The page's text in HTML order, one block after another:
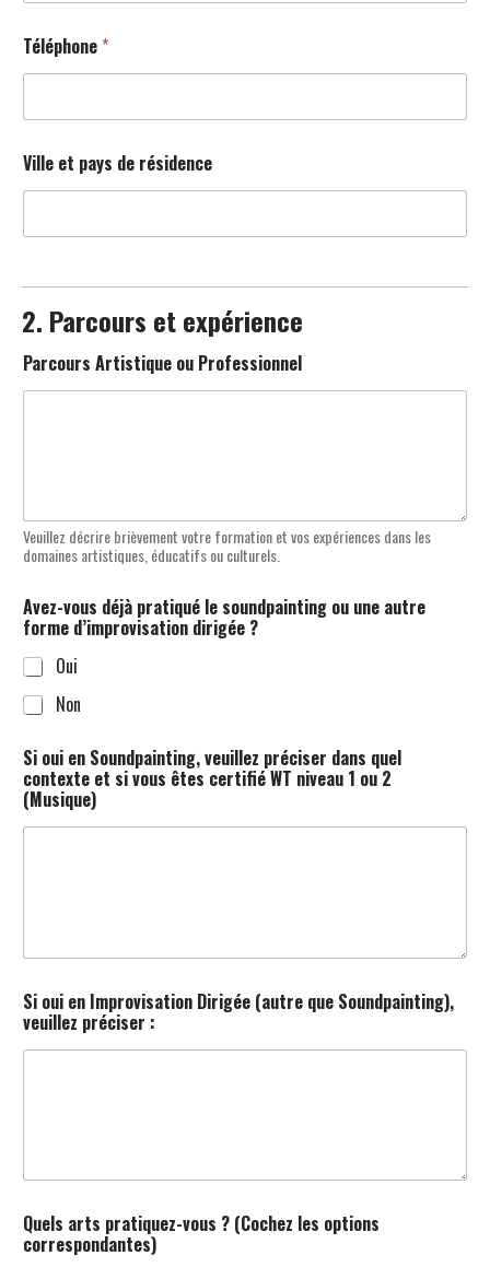
Téléphone *
Ville et pays de résidence
2. Parcours et expérience
Parcours Artistique ou Professionnel
Veuillez décrire brièvement votre formation et vos expériences dans les
domaines artistiques, éducatifs ou culturels.
Avez-vous déjà pratiqué le soundpainting ou une autre
forme d’improvisation dirigée ?
Oui
Non
Si oui en Soundpainting, veuillez préciser dans quel
contexte et si vous êtes certifié WT niveau 1 ou 2
(Musique)
Si oui en Improvisation Dirigée (autre que Soundpainting),
veuillez préciser :
Quels arts pratiquez-vous ? (Cochez les options
correspondantes)